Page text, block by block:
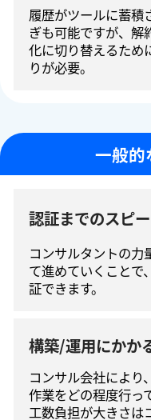
履歴がツールに蓄積
ぎも可能ですが、解
化に切り替えるため
りが必要。
一般的
認証までのスピ
コンサルタントの⼒
て進めていくことで
証できます。
構築/運用にかか
コンサル会社により
作業をどの程度⾏っ
工数負担が大きさは